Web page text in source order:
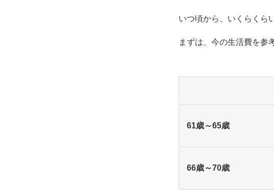
いつ頃から、いくらくら
まずは、今の生活費を参
61歳～65歳
66歳～70歳